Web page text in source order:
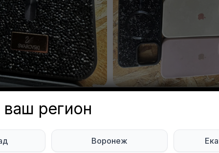
чехлы на iPhone
регион
Воронеж